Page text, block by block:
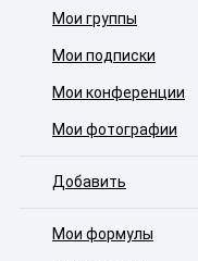
Мои группы
Мои подписки
Мои конференции
Мои фотографии
Добавить
Мои формулы